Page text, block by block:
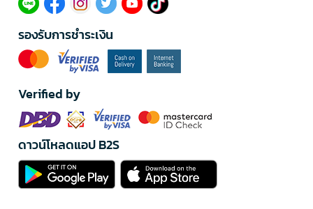
รองรับการชำระเงิน
Verified by
ดาวน์โหลดแอป B2S